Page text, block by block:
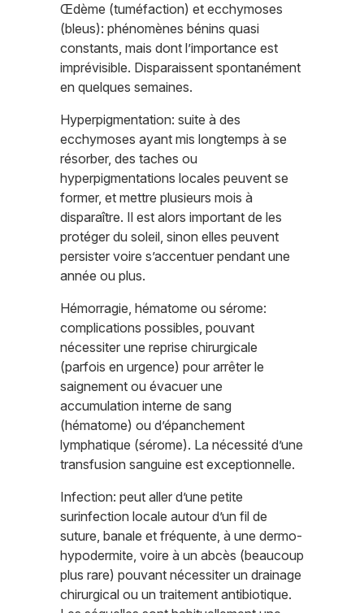
Œdème (tuméfaction) et ecchymoses
(bleus): phénomènes bénins quasi
constants, mais dont l’importance est
imprévisible. Disparaissent spontanément
en quelques semaines.
Hyperpigmentation: suite à des
ecchymoses ayant mis longtemps à se
résorber, des taches ou
hyperpigmentations locales peuvent se
former, et mettre plusieurs mois à
disparaître. Il est alors important de les
protéger du soleil, sinon elles peuvent
persister voire s’accentuer pendant une
année ou plus.
Hémorragie, hématome ou sérome:
complications possibles, pouvant
nécessiter une reprise chirurgicale
(parfois en urgence) pour arrêter le
saignement ou évacuer une
accumulation interne de sang
(hématome) ou d’épanchement
lymphatique (sérome). La nécessité d’une
transfusion sanguine est exceptionnelle.
Infection: peut aller d’une petite
surinfection locale autour d’un fil de
suture, banale et fréquente, à une dermo-
hypodermite, voire à un abcès (beaucoup
plus rare) pouvant nécessiter un drainage
chirurgical ou un traitement antibiotique.